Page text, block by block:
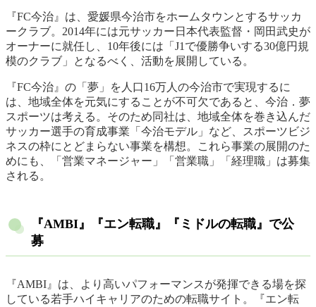
『FC今治』は、愛媛県今治市をホームタウンとするサッカ
ークラブ。2014年には元サッカー日本代表監督・岡田武史が
オーナーに就任し、10年後には「J1で優勝争いする30億円規
模のクラブ」となるべく、活動を展開している。
『FC今治』の「夢」を人口16万人の今治市で実現するに
は、地域全体を元気にすることが不可欠であると、今治．夢
スポーツは考える。そのため同社は、地域全体を巻き込んだ
サッカー選手の育成事業「今治モデル」など、スポーツビジ
ネスの枠にとどまらない事業を構想。これら事業の展開のた
めにも、「営業マネージャー」「営業職」「経理職」は募集
される。
『AMBI』『エン転職』『ミドルの転職』で公
募
『AMBI』は、より高いパフォーマンスが発揮できる場を探
している若手ハイキャリアのための転職サイト。『エン転